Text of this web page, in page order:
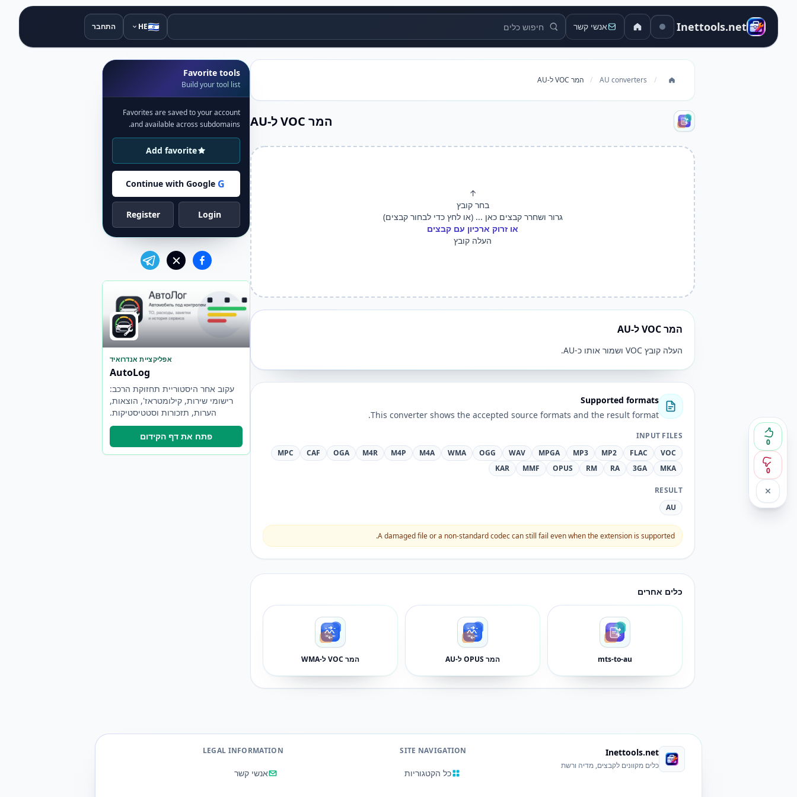
Inettools.net אנשי קשר חיפוש כלים 🇮🇱
HE התחבר
/
AU converters
/ המר VOC ל-AU
המר VOC ל-AU
0
0
↑
בחר קובץ
גרור ושחרר קבצים כאן ... (או לחץ כדי לבחור קבצים)
או זרוק ארכיון עם קבצים
העלה קובץ
המר VOC ל-AU
העלה קובץ VOC ושמור אותו כ-AU.
Supported formats
This converter shows the accepted source formats and the result format.
INPUT FILES
VOC
FLAC
MP2
MP3
MPGA
WAV
OGG
WMA
M4A
M4P
M4R
OGA
CAF
MPC
MKA
3GA
RA
RM
OPUS
MMF
KAR
RESULT
AU
A damaged file or a non-standard codec can still fail even when the extension is supported.
כלים אחרים
mts-to-au המר OPUS ל-AU המר VOC ל-WMA
Favorite tools
Build your tool list
Favorites are saved to your account
and available across subdomains.
Add favorite
G
Continue with Google
Login
Register
אפליקציית אנדרואיד
AutoLog
עקוב אחר היסטוריית תחזוקת הרכב:
רישומי שירות, קילומטראז', הוצאות,
הערות, תזכורות וסטטיסטיקות.
פתח את דף הקידום
Inettools.net
כלים מקוונים לקבצים, מדיה ורשת
SITE NAVIGATION
כל הקטגוריות
LEGAL INFORMATION
אנשי קשר